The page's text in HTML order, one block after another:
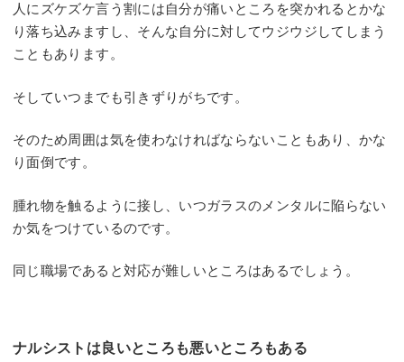
人にズケズケ言う割には自分が痛いところを突かれるとかな
り落ち込みますし、そんな自分に対してウジウジしてしまう
こともあります。
そしていつまでも引きずりがちです。
そのため周囲は気を使わなければならないこともあり、かな
り面倒です。
腫れ物を触るように接し、いつガラスのメンタルに陥らない
か気をつけているのです。
同じ職場であると対応が難しいところはあるでしょう。
ナルシストは良いところも悪いところもある